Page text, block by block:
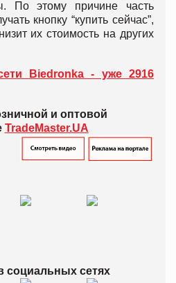
По этому причине часть
кнопку “купить сейчас”,
их стоимость на других
Biedronka - уже 2916
и оптовой
TradeMaster.UA
социальных сетях